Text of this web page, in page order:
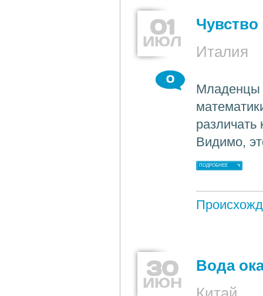
01
ИЮЛ
Италия
0
Младенцы
различать
Видимо,
ПОДРОБНЕЕ
30
ИЮН
Вода